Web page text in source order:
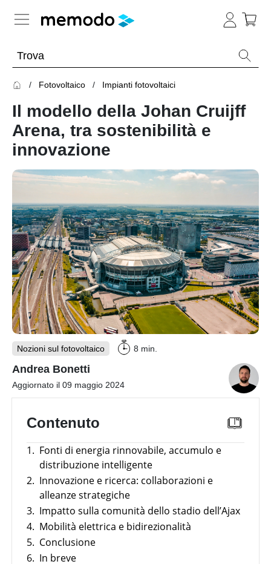
Memodo Academy
Panoramica
Archivio
-
sul
fotovoltaico
Panoramica
Webinar
con
Memodo
Webinar
con
i
partner
produttori
Webinar
sul
fotovoltaico
Panoramica
Fotovoltaico
Panoramica
Argomento
Impianti
fotovoltaici
Moduli
fotovoltaici
Ottimizzatori
Inverter
fotovoltaici
Sistemi
di
fotovoltaici
Sistemi
montaggio
utili
Panoramica
Batterie
compatibili
inverter
fotovoltaici
Tabelle
comparative
materiale
fotovoltaico
Altro
Incentivi
Case
Study
Sistemi
E-mobility
Panoramica
Argomento
Generale
Strumenti
News
Strumenti utili
Panoramica
Negozio online
Fotovoltaico Impianti fotovoltaici
Il modello della Johan Cruijff
Arena, tra sostenibilità e
innovazione
Nozioni sul fotovoltaico
Aggiornato il 09 maggio 2024
8 min.
Andrea Bonetti
Contenuto
1. Fonti di energia rinnovabile, accumulo e
distribuzione intelligente
2. Innovazione e ricerca: collaborazioni e
alleanze strategiche
3. Impatto sulla comunità dello stadio dell’Ajax
4. Mobilità elettrica e bidirezionalità
5. Conclusione
6. In breve